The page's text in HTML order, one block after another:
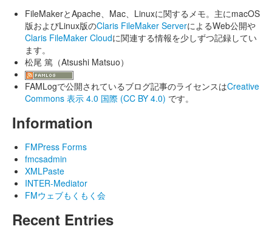
FileMakerとApache、Mac、Linuxに関するメモ。主にmacOS
版およびLinux版のClaris FileMaker ServerによるWeb公開や
Claris FileMaker Cloudに関連する情報を少しずつ記録してい
ます。
松尾 篤（Atsushi Matsuo）
FAMLogで公開されているブログ記事のライセンスはCreative
Commons 表示 4.0 国際 (CC BY 4.0) です。
Information
FMPress Forms
fmcsadmin
XMLPaste
INTER-Mediator
FMウェブもくもく会
Recent Entries